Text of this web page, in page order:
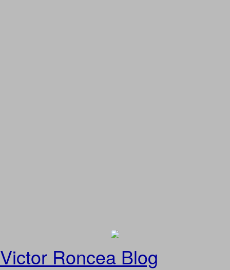
Victor Roncea Blog